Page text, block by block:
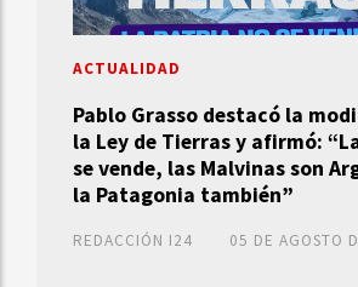
Pablo Grasso destacó la
la Ley de Tierras y afirmó:
se vende, las Malvinas son
la Patagonia también”
REDACCIÓN I24
ACTUALIDAD
05 DE AGOSTO